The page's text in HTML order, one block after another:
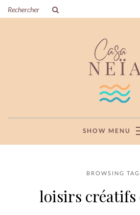
SHOW MENU
BROWSING
loisirs créatifs